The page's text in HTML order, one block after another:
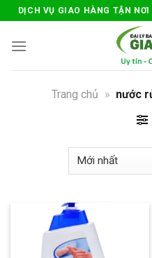
Skip
to
content
DỊCH VỤ GIAO HÀNG TẬN
Trang chủ » nước